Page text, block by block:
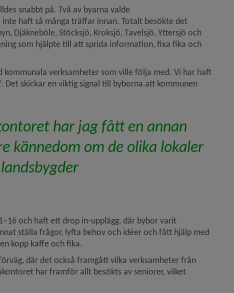
snabbt på. Två av byarna valde
haft så många träffar innan. Totalt besökte det
Djäkneböle, Stöcksjö, Kroksjö, Tavelsjö, Yttersjö och
som hjälpte till att sprida information, fixa fika och
verksamheter som ville följa med. Vi har haft
skickar en viktig signal till byborna att kommunen
har jag fått en annan
kännedom om de olika lokaler
och haft ett drop in-upplägg, där bybor varit
ställa frågor, lyfta behov och idéer och fått hjälp med
kopp kaffe och fika.
där det också framgått vilka verksamheter från
har framför allt besökts av seniorer, vilket